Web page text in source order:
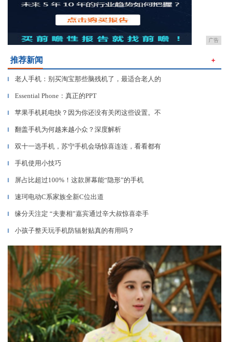
广告
推荐新闻 ＋
▎ 老人手机：别买淘宝那些脑残机了，最适合老人的
▎ Essential Phone：真正的PPT
▎ 苹果手机耗电快？因为你还没有关闭这些设置。不
▎ 翻盖手机为何越来越小众？深度解析
▎ 双十一选手机，苏宁手机会场惊喜连连，看看都有
▎ 手机使用小技巧
▎ 屏占比超过100%！这款屏幕能“隐形”的手机
▎ 速珂电动C系家族全新C位出道
▎ 缘分天注定 “夫妻相”嘉宾通过辛大叔惊喜牵手
▎ 小孩子整天玩手机防辐射贴真的有用吗？